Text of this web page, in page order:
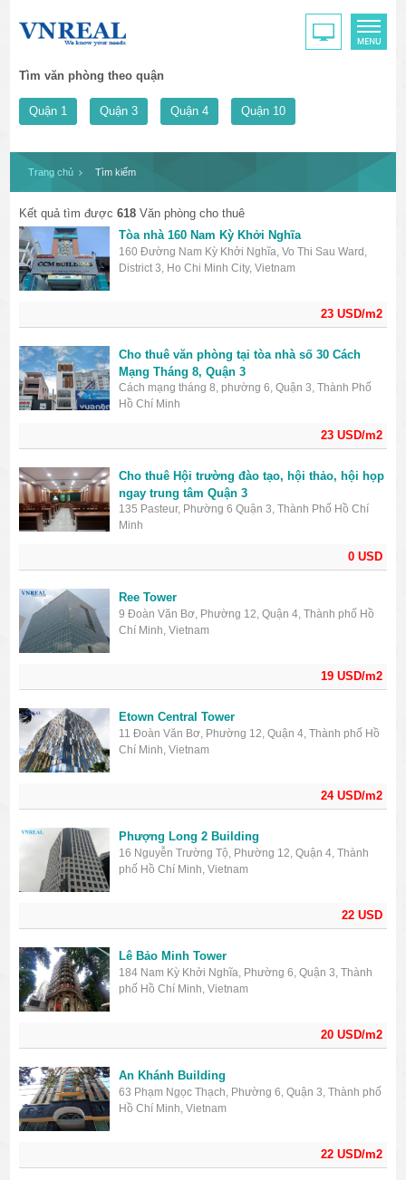
Tìm văn phòng theo quận
Quận 1 Quận 3 Quận 4 Quận 10
Trang chủ Tìm kiếm
Kết quả tìm được618 Văn phòng cho thuê
23 USD/m2
Tòa nhà 160 Nam Kỳ Khởi Nghĩa
160 Đường Nam Kỳ Khởi Nghĩa, Vo Thi Sau Ward,
District 3, Ho Chi Minh City, Vietnam
23 USD/m2
Cho thuê văn phòng tại tòa nhà số 30 Cách
Mạng Tháng 8, Quận 3
Cách mạng tháng 8, phường 6, Quận 3, Thành Phố
Hồ Chí Minh
0 USD
Cho thuê Hội trường đào tạo, hội thảo, hội họp
ngay trung tâm Quận 3
135 Pasteur, Phường 6 Quận 3, Thành Phố Hồ Chí
Minh
19 USD/m2
Ree Tower
9 Đoàn Văn Bơ, Phường 12, Quận 4, Thành phố Hồ
Chí Minh, Vietnam
24 USD/m2
Etown Central Tower
11 Đoàn Văn Bơ, Phường 12, Quận 4, Thành phố Hồ
Chí Minh, Vietnam
22 USD
Phượng Long 2 Building
16 Nguyễn Trường Tộ, Phường 12, Quận 4, Thành
phố Hồ Chí Minh, Vietnam
20 USD/m2
Lê Bảo Minh Tower
184 Nam Kỳ Khởi Nghĩa, Phường 6, Quận 3, Thành
phố Hồ Chí Minh, Vietnam
22 USD/m2
An Khánh Building
63 Phạm Ngọc Thạch, Phường 6, Quận 3, Thành phố
Hồ Chí Minh, Vietnam